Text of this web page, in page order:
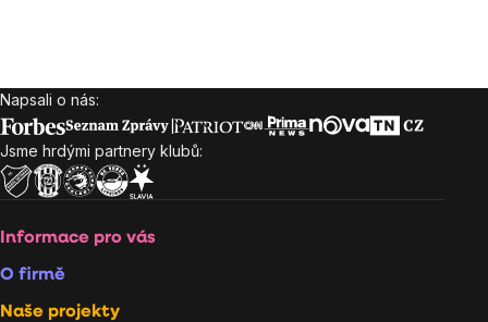
Zápatí
Napsali o nás:
Jsme hrdými partnery klubů:
Informace pro vás
O firmě
Naše projekty